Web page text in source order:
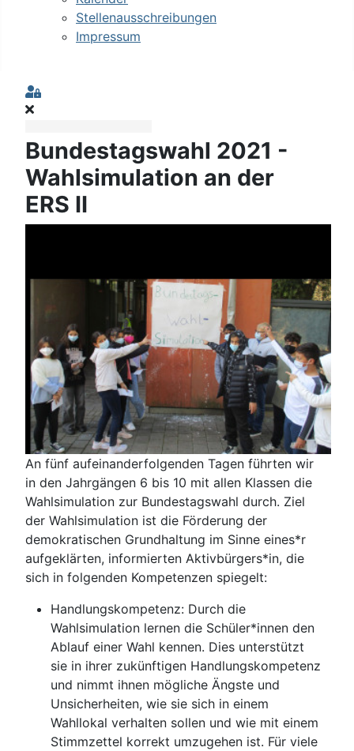
Stellenausschreibungen
Impressum
Sign In
Bundestagswahl 2021 -
Wahlsimulation an der
ERS II
An fünf aufeinanderfolgenden Tagen führten wir
in den Jahrgängen 6 bis 10 mit allen Klassen die
Wahlsimulation zur Bundestagswahl durch. Ziel
der Wahlsimulation ist die Förderung der
demokratischen Grundhaltung im Sinne eines*r
aufgeklärten, informierten Aktivbürgers*in, die
sich in folgenden Kompetenzen spiegelt:
Handlungskompetenz: Durch die
Wahlsimulation lernen die Schüler*innen den
Ablauf einer Wahl kennen. Dies unterstützt
sie in ihrer zukünftigen Handlungskompetenz
und nimmt ihnen mögliche Ängste und
Unsicherheiten, wie sie sich in einem
Wahllokal verhalten sollen und wie mit einem
Stimmzettel korrekt umzugehen ist. Für viele